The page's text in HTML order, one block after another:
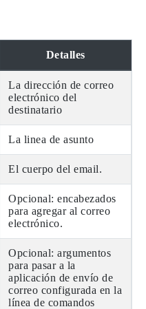
Detalles
La dirección de correo
electrónico del
destinatario
La linea de asunto
El cuerpo del email.
Opcional: encabezados
para agregar al correo
electrónico.
Opcional: argumentos
para pasar a la
aplicación de envío de
correo configurada en la
línea de comandos